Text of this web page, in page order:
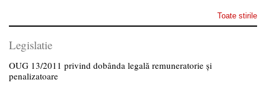
Toate stirile
Legislatie
OUG 13/2011 privind dobânda legală remuneratorie și
penalizatoare